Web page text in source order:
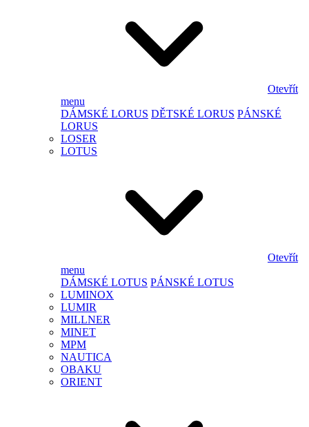
Otevřít
menu
DÁMSKÉ LORUS DĚTSKÉ LORUS PÁNSKÉ
LORUS
LOSER
LOTUS
Otevřít
menu
DÁMSKÉ LOTUS PÁNSKÉ LOTUS
LUMINOX
LUMIR
MILLNER
MINET
MPM
NAUTICA
OBAKU
ORIENT